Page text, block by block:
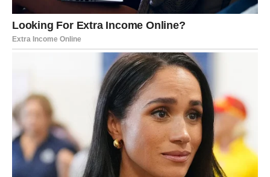
vas menja.
Ovo je period u kojem Ribe prestaju da pate u tišini – i
počinju da sijaju.
Posao i sigurnost
Dolazi i olakšanje na finansijskom planu. Manji dobitak,
nova prilika ili stabilniji tok novca vraćaju vam sigurnost.